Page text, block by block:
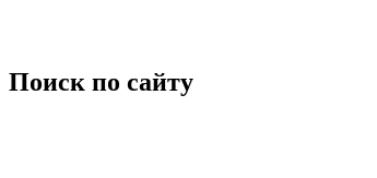
Поиск по сайту